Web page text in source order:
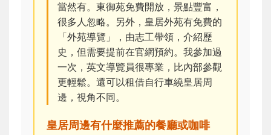
當然有。東御苑免費開放，景點豐富，
很多人忽略。另外，皇居外苑有免費的
「外苑導覽」，由志工帶領，介紹歷
史，但需要提前在官網預約。我參加過
一次，英文導覽員很專業，比內部參觀
更輕鬆。還可以租借自行車繞皇居周
邊，視角不同。
皇居周邊有什麼推薦的餐廳或咖啡